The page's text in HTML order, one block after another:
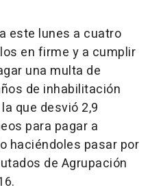
este lunes a cuatro
en firme y a cumplir
una multa de
de inhabilitación
que desvió 2,9
para pagar a
haciéndoles pasar por
de Agrupación